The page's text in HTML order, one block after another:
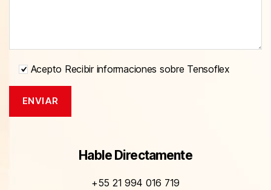
Acepto Recibir informaciones sobre Tensoflex
Hable Directamente
+55 21 994 016 719